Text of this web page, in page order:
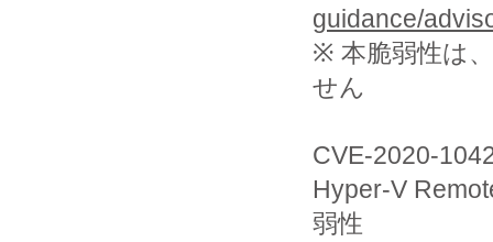
guidance/
※ 本脆弱性は
せん
CVE-2020-
Hyper-V
弱性